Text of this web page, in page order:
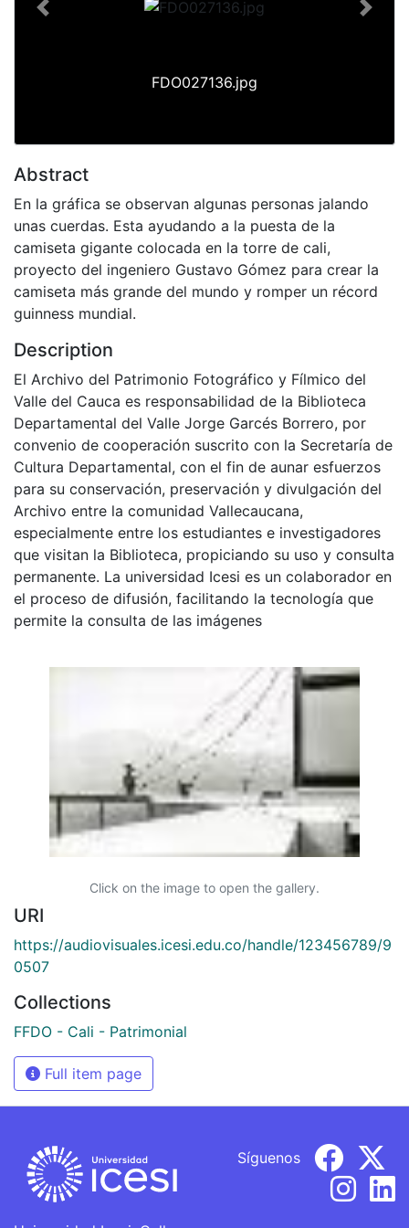
FDO027136.jpg
Previous Next
Abstract
En la gráfica se observan algunas personas jalando
unas cuerdas. Esta ayudando a la puesta de la
camiseta gigante colocada en la torre de cali,
proyecto del ingeniero Gustavo Gómez para crear la
camiseta más grande del mundo y romper un récord
guinness mundial.
Description
El Archivo del Patrimonio Fotográfico y Fílmico del
Valle del Cauca es responsabilidad de la Biblioteca
Departamental del Valle Jorge Garcés Borrero, por
convenio de cooperación suscrito con la Secretaría de
Cultura Departamental, con el fin de aunar esfuerzos
para su conservación, preservación y divulgación del
Archivo entre la comunidad Vallecaucana,
especialmente entre los estudiantes e investigadores
que visitan la Biblioteca, propiciando su uso y consulta
permanente. La universidad Icesi es un colaborador en
el proceso de difusión, facilitando la tecnología que
permite la consulta de las imágenes
Click on the image to open the gallery.
URI
https://audiovisuales.icesi.edu.co/handle/123456789/9
0507
Collections
FFDO - Cali - Patrimonial
Full item page
Síguenos